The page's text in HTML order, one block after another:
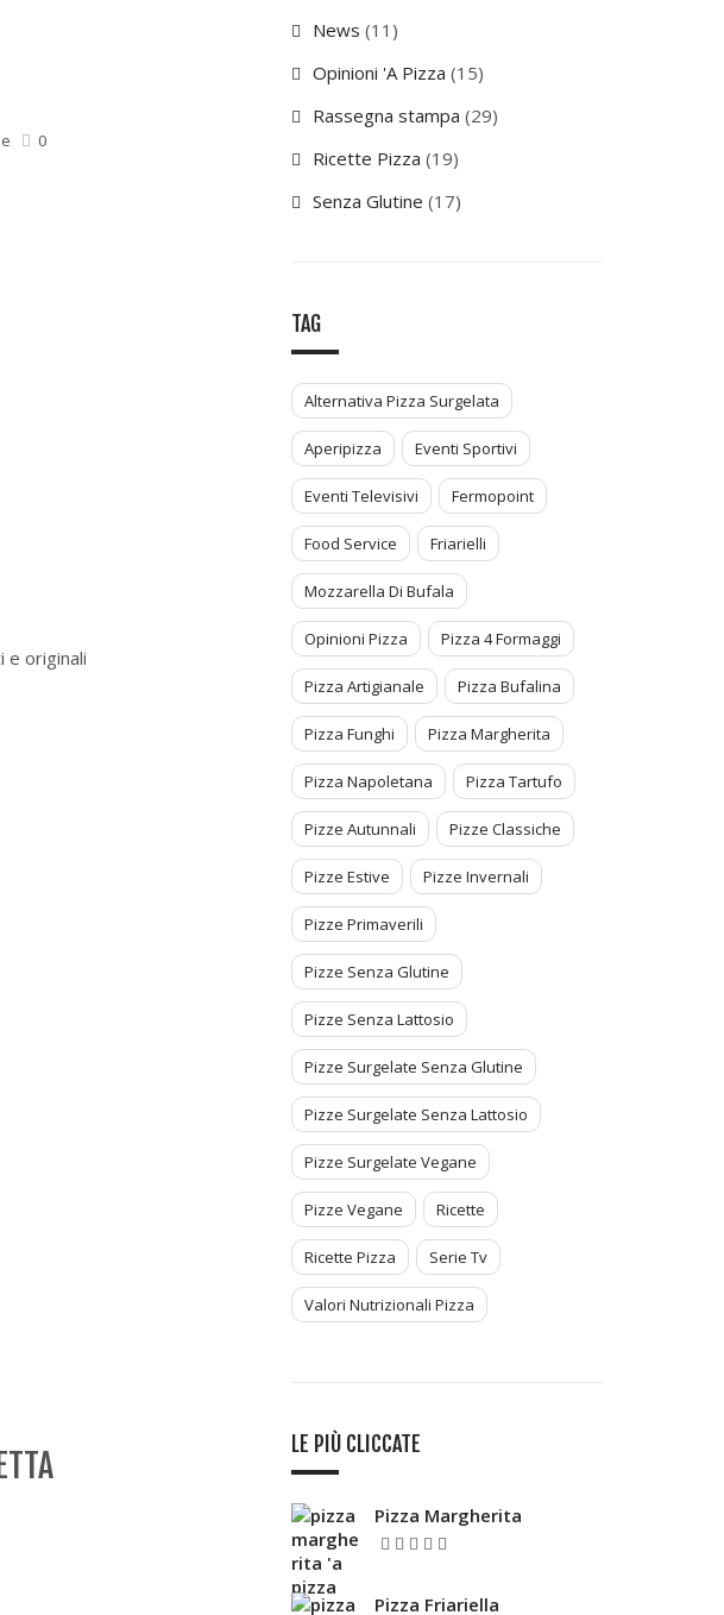
0
e originali
News (11)
Opinioni 'A Pizza (15)
Rassegna stampa (29)
Ricette Pizza (19)
Senza Glutine (17)
TAG
Alternativa Pizza Surgelata
Aperipizza Eventi Sportivi
Eventi Televisivi Fermopoint
Food Service Friarielli
Mozzarella Di Bufala
Opinioni Pizza Pizza 4 Formaggi
Pizza Artigianale Pizza Bufalina
Pizza Funghi Pizza Margherita
Pizza Napoletana Pizza Tartufo
Pizze Autunnali Pizze Classiche
Pizze Estive Pizze Invernali
Pizze Primaverili
Pizze Senza Glutine
Pizze Senza Lattosio
Pizze Surgelate Senza Glutine
Pizze Surgelate Senza Lattosio
Pizze Surgelate Vegane
Pizze Vegane Ricette
Ricette Pizza Serie Tv
Valori Nutrizionali Pizza
LE PIÙ CLICCATE
Pizza Margherita
Pizza Friariella